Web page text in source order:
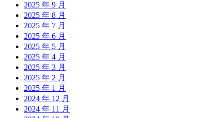
2025 年 9 月
2025 年 8 月
2025 年 7 月
2025 年 6 月
2025 年 5 月
2025 年 4 月
2025 年 3 月
2025 年 2 月
2025 年 1 月
2024 年 12 月
2024 年 11 月